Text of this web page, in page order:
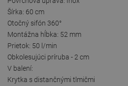
Šírka: 60 cm
Otočný sifón 360°
Montážna hĺbka: 52 mm
Prietok: 50 l/min
Obkolesujúci príruba - 2 cm
V balení:
Krytka s distančnými tlmičmi